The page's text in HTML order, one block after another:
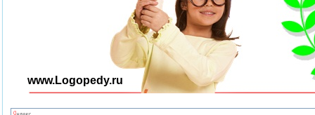
www.Logopedy.ru